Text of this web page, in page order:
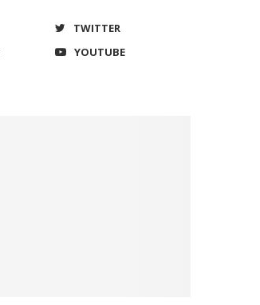
TWITTER
YOUTUBE